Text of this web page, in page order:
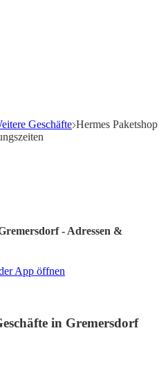
Geschäfte Hermes Paketshop
- Adressen &
App öffnen
in Gremersdorf